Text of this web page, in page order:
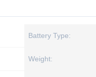
Battery Type:
Weight: